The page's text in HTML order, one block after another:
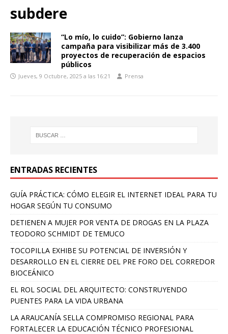
subdere
“Lo mío, lo cuido”: Gobierno lanza
campaña para visibilizar más de 3.400
proyectos de recuperación de espacios
públicos
Jueves, 9 Octubre, 2025 a las 16:21 Prensa
ENTRADAS RECIENTES
GUÍA PRÁCTICA: CÓMO ELEGIR EL INTERNET IDEAL PARA TU
HOGAR SEGÚN TU CONSUMO
DETIENEN A MUJER POR VENTA DE DROGAS EN LA PLAZA
TEODORO SCHMIDT DE TEMUCO
TOCOPILLA EXHIBE SU POTENCIAL DE INVERSIÓN Y
DESARROLLO EN EL CIERRE DEL PRE FORO DEL CORREDOR
BIOCEÁNICO
EL ROL SOCIAL DEL ARQUITECTO: CONSTRUYENDO
PUENTES PARA LA VIDA URBANA
LA ARAUCANÍA SELLA COMPROMISO REGIONAL PARA
FORTALECER LA EDUCACIÓN TÉCNICO PROFESIONAL